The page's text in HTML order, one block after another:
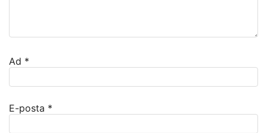
Ad *
E-posta *